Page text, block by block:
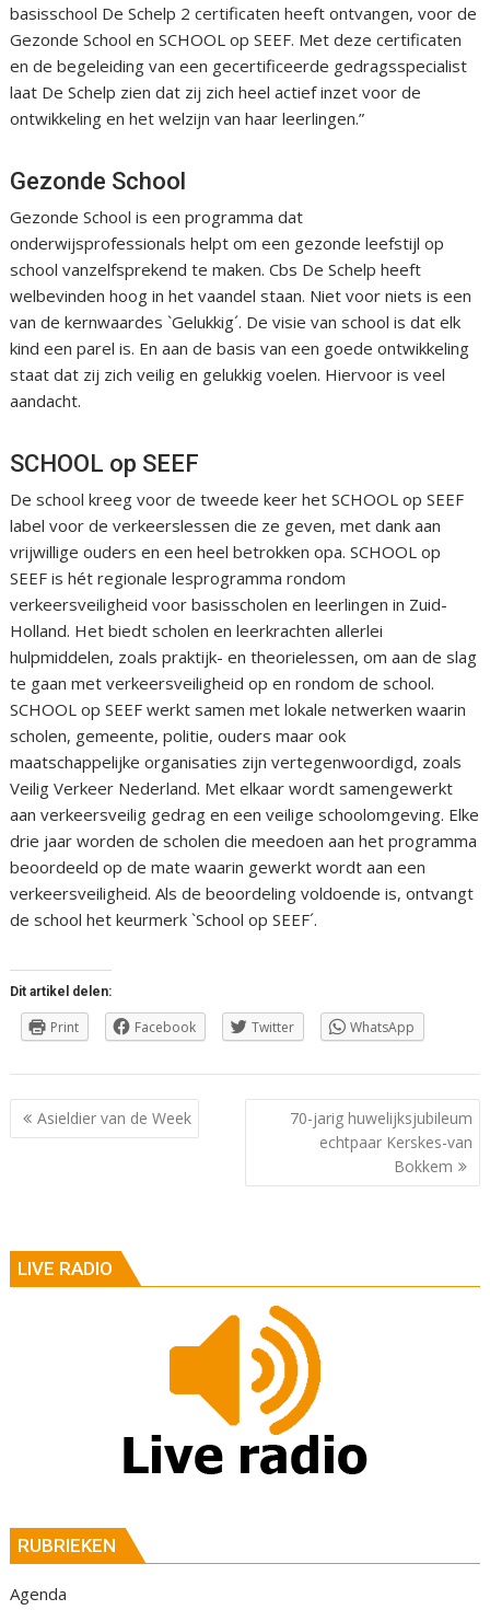
basisschool De Schelp 2 certificaten heeft ontvangen, voor de
Gezonde School en SCHOOL op SEEF. Met deze certificaten
en de begeleiding van een gecertificeerde gedragsspecialist
laat De Schelp zien dat zij zich heel actief inzet voor de
ontwikkeling en het welzijn van haar leerlingen.”
Gezonde School
Gezonde School is een programma dat
onderwijsprofessionals helpt om een gezonde leefstijl op
school vanzelfsprekend te maken. Cbs De Schelp heeft
welbevinden hoog in het vaandel staan. Niet voor niets is een
van de kernwaardes `Gelukkig´. De visie van school is dat elk
kind een parel is. En aan de basis van een goede ontwikkeling
staat dat zij zich veilig en gelukkig voelen. Hiervoor is veel
aandacht.
SCHOOL op SEEF
De school kreeg voor de tweede keer het SCHOOL op SEEF
label voor de verkeerslessen die ze geven, met dank aan
vrijwillige ouders en een heel betrokken opa. SCHOOL op
SEEF is hét regionale lesprogramma rondom
verkeersveiligheid voor basisscholen en leerlingen in Zuid-
Holland. Het biedt scholen en leerkrachten allerlei
hulpmiddelen, zoals praktijk- en theorielessen, om aan de slag
te gaan met verkeersveiligheid op en rondom de school.
SCHOOL op SEEF werkt samen met lokale netwerken waarin
scholen, gemeente, politie, ouders maar ook
maatschappelijke organisaties zijn vertegenwoordigd, zoals
Veilig Verkeer Nederland. Met elkaar wordt samengewerkt
aan verkeersveilig gedrag en een veilige schoolomgeving. Elke
drie jaar worden de scholen die meedoen aan het programma
beoordeeld op de mate waarin gewerkt wordt aan een
verkeersveiligheid. Als de beoordeling voldoende is, ontvangt
de school het keurmerk `School op SEEF´.
Dit artikel delen:
Print Facebook Twitter WhatsApp
Berichtnavigatie
Asieldier van de Week
70-jarig huwelijksjubileum
echtpaar Kerskes-van
Bokkem
LIVE RADIO
RUBRIEKEN
Agenda